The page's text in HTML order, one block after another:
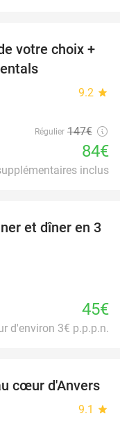
43%
votre choix +
9.2 star
Régulier 147€
84€
inclus
et dîner en 3
45€
d'environ 3€ p.p.p.n.
46%
cœur d'Anvers
9.1 star